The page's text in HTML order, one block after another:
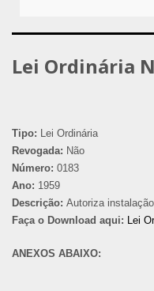
Lei Ordinária
Tipo: Lei Ordinária
Revogada: Não
Número: 0183
Ano: 1959
Descrição: Autoriza
Faça o Download aqui: Lei
ANEXOS ABAIXO: